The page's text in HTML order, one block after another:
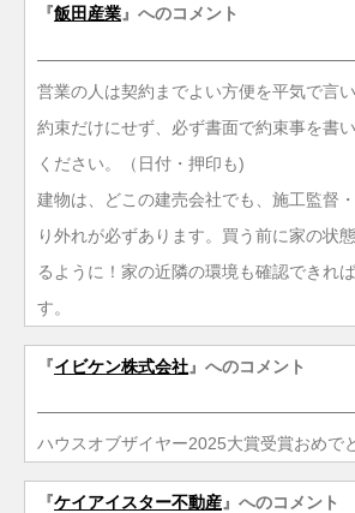
『飯田産業』へのコメント
営業の人は契約までよい方便を平気で言
約束だけにせず、必ず書面で約束事を書
ください。（日付・押印も)
建物は、どこの建売会社でも、施工監督
り外れが必ずあります。買う前に家の状
るように！家の近隣の環境も確認できれ
す。
『イビケン株式会社 』へのコメント
ハウスオブザイヤー2025大賞受賞おめで
『ケイアイスター不動産 』へのコメント